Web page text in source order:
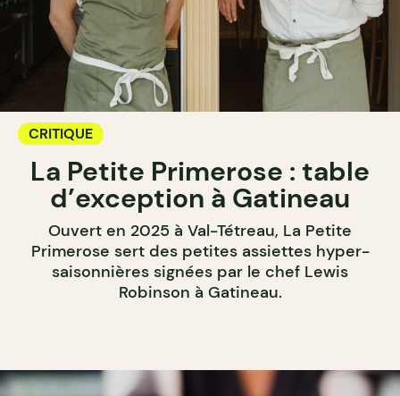
CRITIQUE
La Petite Primerose : table
d’exception à Gatineau
Ouvert en 2025 à Val-Tétreau, La Petite
Primerose sert des petites assiettes hyper-
saisonnières signées par le chef Lewis
Robinson à Gatineau.